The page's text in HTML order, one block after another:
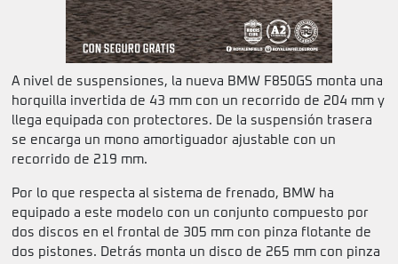
A nivel de suspensiones, la nueva BMW F850GS monta una
horquilla invertida de 43 mm con un recorrido de 204 mm y
llega equipada con protectores. De la suspensión trasera
se encarga un mono amortiguador ajustable con un
recorrido de 219 mm.
Por lo que respecta al sistema de frenado, BMW ha
equipado a este modelo con un conjunto compuesto por
dos discos en el frontal de 305 mm con pinza flotante de
dos pistones. Detrás monta un disco de 265 mm con pinza